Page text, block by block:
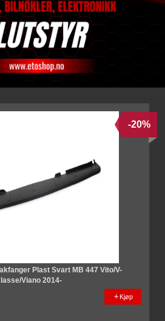
Plast Svart MB 447 Vito/V-
Viano 2014-
-20%
Kjøp